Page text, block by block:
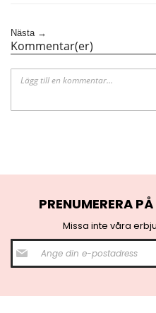
Nästa →
Kommentar(er)
PRENUMERERA
Missa inte våra
S
i
g